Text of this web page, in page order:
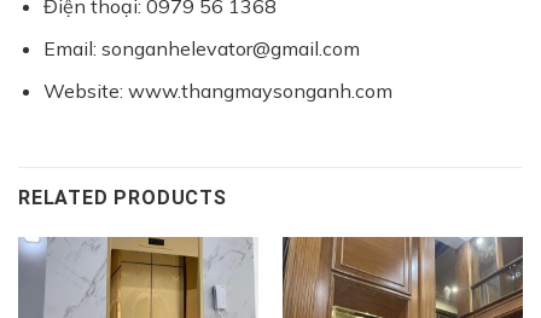
Điện thoại: 0979 56 1368
Email: songanhelevator@gmail.com
Website: www.thangmaysonganh.com
RELATED PRODUCTS